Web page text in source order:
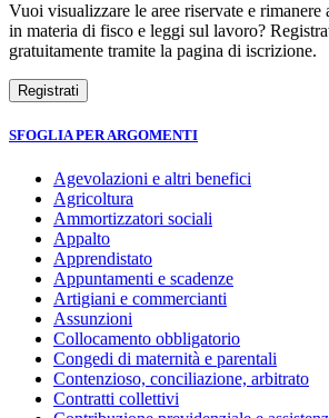
Vuoi visualizzare le aree riservate e
in materia di fisco e leggi sul lavoro?
gratuitamente tramite la pagina di iscrizione.
SFOGLIA PER ARGOMENTI
Agevolazioni e altri benefici
Agricoltura
Ammortizzatori sociali
Appalto
Apprendistato
Appuntamenti e scadenze
Artigiani e commercianti
Assunzioni
Collocamento obbligatorio
Congedi di maternità e parentali
Contenzioso, conciliazione, arbitrato
Contratti collettivi